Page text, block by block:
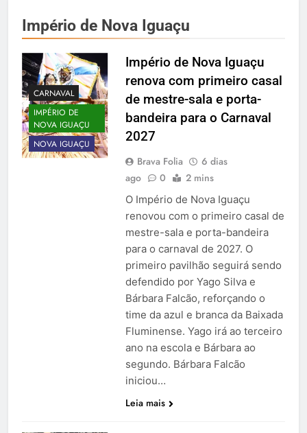
Império de Nova Iguaçu
CARNAVAL
IMPÉRIO DE
NOVA IGUAÇU
NOVA IGUAÇU
Império de Nova Iguaçu
renova com primeiro casal
de mestre-sala e porta-
bandeira para o Carnaval
2027
Brava Folia
6 dias
ago
0 2 mins
O Império de Nova Iguaçu
renovou com o primeiro casal de
mestre-sala e porta-bandeira
para o carnaval de 2027. O
primeiro pavilhão seguirá sendo
defendido por Yago Silva e
Bárbara Falcão, reforçando o
time da azul e branca da Baixada
Fluminense. Yago irá ao terceiro
ano na escola e Bárbara ao
segundo. Bárbara Falcão
iniciou…
Leia mais